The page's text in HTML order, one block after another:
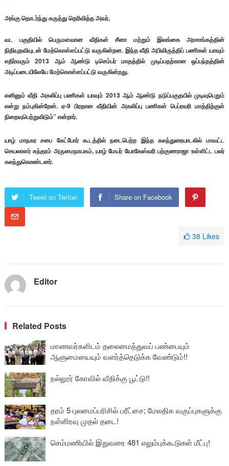
அங்கு தொடர்ந்து கருத்து தெரிவித்த அவர்,
வட பகுதியில் பெருமளவான வீதிகள் சீனா மற்றும் இலங்கை அரசாங்கத்தின்
நிதியுதவியுடன் மேற்கொள்ளப்பட்டு வருகின்றன. இந்த வீதி அபிவிருத்திப் பணிகள் யாவும்
எதிர்வரும் 2013 ஆம் ஆண்டு டிசெம்பர் மாதத்தில் முடிப்பதற்கான ஒப்பந்தத்தின்
அடிப்படையிலேயே மேற்கொள்ளப்பட்டு வருகின்றது.
எனினும் வீதி அகலிப்பு பணிகள் யாவும் 2013 ஆம் ஆண்டு நடுப்பகுதயில் முடிவுபெறும்
என்று நம்புகின்றேன். ஏ-9 பிரதான வீதியின் அகலிப்பு பணிகள் பெப்ரவரி மாத்திற்குள்
நிறைவுபெற்றுவிடும்” என்றார்.
யாழ் மாநகர சபை கேட்போர் கூடத்தில் நடைபெற்ற இந்த கலந்துரையாடலில் மாவட்ட
செயலாளர் சுந்தரம் அருமைநாயகம், யாழ் மேயர் யோகேஸ்வரி பற்குணராஜா உள்ளிட்ட பலர்
கலந்துகொண்டனர்.
Tweet on Twitter Share on Facebook
38 Likes
Editor
Related Posts
மாணவர்களிடம் தலைமைத்துவப் பண்பையும்
ஆளுமையையும் வளர்த்தெடுக்க வேண்டும்!!
நல்லூர் கோவில் வீதிக்கு பூட்டு!!
தரம் 5 புலமைப்பரிசில் பரீட்சை; மேலதிக வகுப்புகளுக்கு
நள்ளிரவு முதல் தடை!
செம்மணியில் இதுவரை 481 எலும்புக்கூடுகள் மீட்பு!